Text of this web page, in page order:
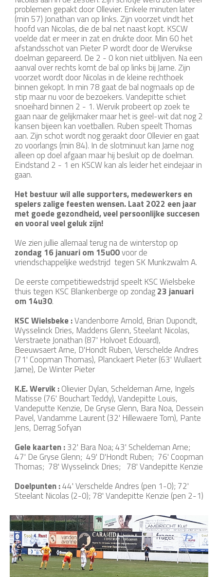
problemen gepakt door Ollevier. Enkele minuten later
(min 57) Jonathan van op links. Zijn voorzet vindt het
hoofd van Nicolas, die de bal net naast kopt. KSCW
voelde dat er meer in zat en drukte door. Min 60 het
afstandsschot van Pieter P wordt door de Wervikse
doelman gepareerd. De 2 - 0 kon niet uitblijven. Na een
aanval over rechts komt de bal op links bij Jarne. Zijn
voorzet wordt door Nicolas in de kleine rechthoek
binnen gekopt. In min 78 gaat de bal nogmaals op de
stip maar nu voor de bezoekers. Vandepitte schiet
snoeihard binnen 2 - 1. Wervik probeert op zoek te
gaan naar de gelijkmaker maar het is geel-wit dat nog 2
kansen bijeen kan voetballen. Ruben speelt Thomas
aan. Zijn schot wordt nog geraakt door Ollevier en gaat
zo voorlangs (min 84). In de slotminuut kan Jarne nog
alleen op doel afgaan maar hij besluit op de doelman.
Eindstand 2 - 1 en KSCW kan als leider het eindejaar in
gaan.
Het bestuur wil alle supporters, medewerkers en
spelers zalige feesten wensen. Laat 2022 een jaar
met goede gezondheid, veel persoonlijke succesen
en vooral veel geluk zijn!
We zien jullie allemaal terug na de winterstop op
zondag 16 januari om 15u00voor de
vriendschappelijke wedstrijd tegen SK Munkzwalm A.
De eerste competitiewedstrijd speelt KSC Wielsbeke
thuis tegen KSC Blankenberge op zondag23 januari
om 14u30.
KSC Wielsbeke :Vandenborre Arnold, Brian Dupondt,
Wysselinck Dries, Maddens Glenn, Steelant Nicolas,
Verstraete Jonathan (87' Holvoet Edouard),
Beeuwsaert Arne, D'Hondt Ruben, Verschelde Andres
(71' Coopman Thomas), Planckaert Pieter (63' Wullaert
Jarne), De Winter Pieter
K.E. Wervik :Olievier Dylan, Scheldeman Arne, Ingels
Matisse (76' Bouchart Teddy), Vandepitte Louis,
Vandeputte Kenzie, De Gryse Glenn, Bara Noa, Dessein
Pavel, Vandamme Laurent (32' Hillewaere Tom), Pante
Jens, Derrag Sofyan
Gele kaarten :32' Bara Noa; 43' Scheldeman Arne;
47' De Gryse Glenn; 49' D'Hondt Ruben; 76' Coopman
Thomas; 78' Wysselinck Dries; 78' Vandepitte Kenzie
Doelpunten :44' Verschelde Andres (pen 1-0); 72'
Steelant Nicolas (2-0); 78' Vandepitte Kenzie (pen 2-1)